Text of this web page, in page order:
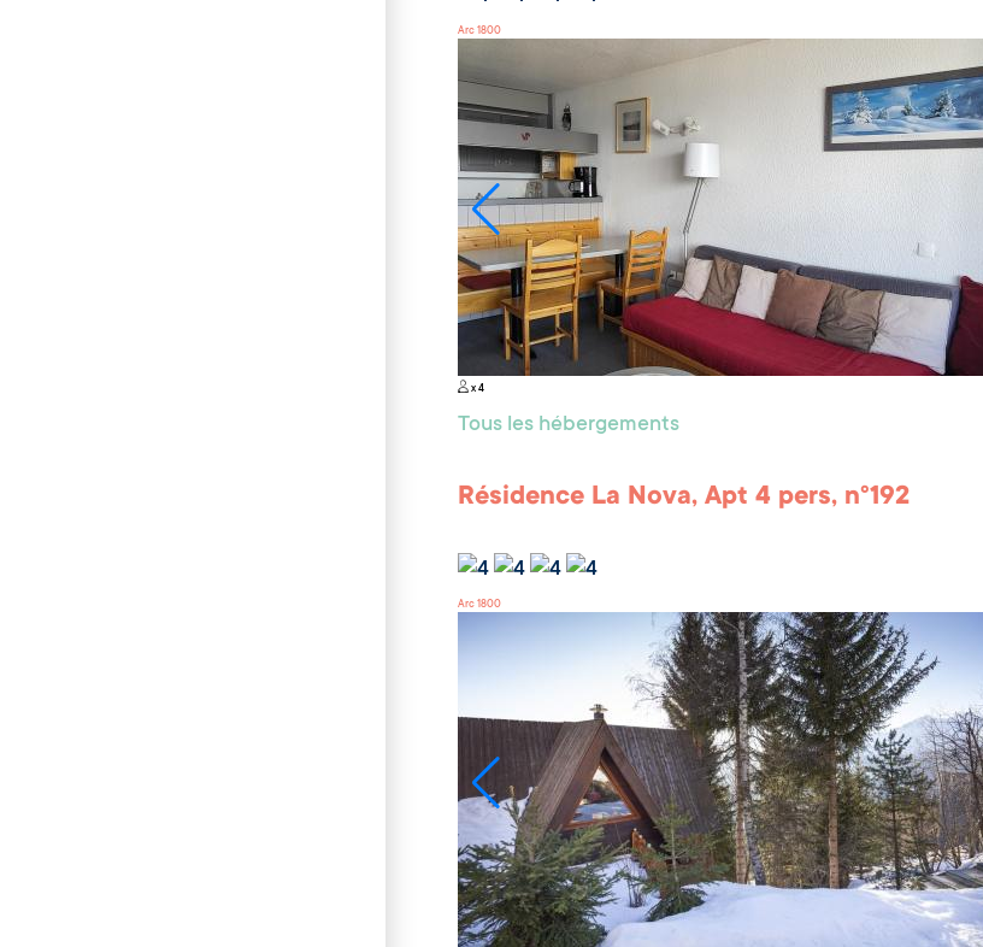
Arc 1800
x 4
Tous les hébergements
Résidence La Nova, Apt 4 pers, n°192
Arc 1800